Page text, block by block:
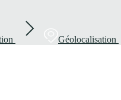
Géolocalisation